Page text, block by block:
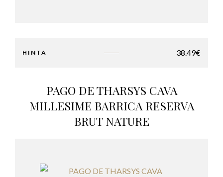
HINTA 38.49€
PAGO DE THARSYS CAVA
MILLESIME BARRICA RESERVA
BRUT NATURE